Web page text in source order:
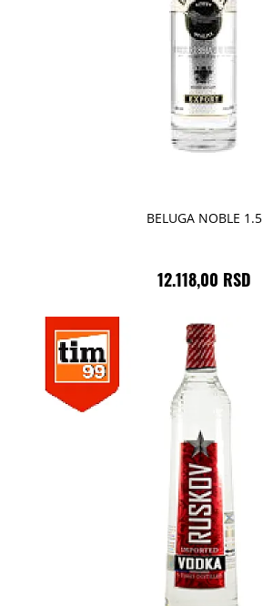
BELUGA NOBLE 1.5
12.118,00 RSD